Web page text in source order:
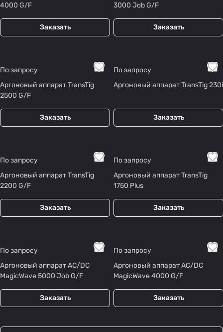
4000 G/F
Заказать
3000 Job G/F
Заказать
По запросу
Аргоновый аппарат TransTig
2500 G/F
Заказать
По запросу
Аргоновый аппарат TransTig 230i
Заказать
По запросу
Аргоновый аппарат TransTig
2200 G/F
Заказать
По запросу
Аргоновый аппарат TransTig
1750 Plus
Заказать
По запросу
Аргоновый аппарат AC/DC
MagicWave 5000 Job G/F
Заказать
По запросу
Аргоновый аппарат AC/DC
MagicWave 4000 G/F
Заказать